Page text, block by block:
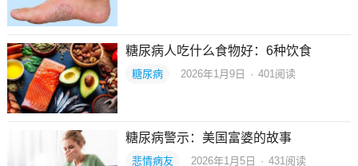
糖尿病人吃什么食物好：6种饮食
糖尿病 2026年1月9日 · 401 阅读
糖尿病警示：美国富婆的故事
悲情病友 2026年1月5日 · 431阅读